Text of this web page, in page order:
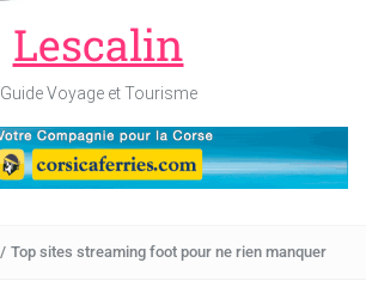
Lescalin
Guide Voyage et Tourisme
/ Top sites streaming foot pour ne rien manquer